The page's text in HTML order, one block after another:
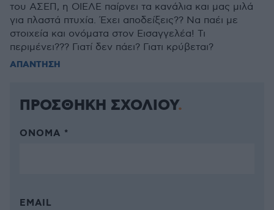
του ΑΣΕΠ, η ΟΙΕΛΕ παίρνει τα κανάλια και μας μιλά
για πλαστά πτυχία. Έχει αποδείξεις?? Να παέι με
στοιχεία και ονόματα στον Εισαγγελέα! Τι
περιμένει??? Γιατί δεν πάει? Γιατι κρύβεται?
ΑΠΑΝΤΗΣΗ
ΠΡΟΣΘΗΚΗ ΣΧΟΛΙΟΥ
ΌΝΟΜΑ *
EMAIL